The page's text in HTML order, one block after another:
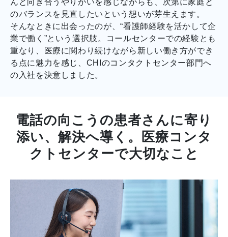
のバランスを見直したいという想いが芽生えます。
そんなときに出会ったのが、“看護師経験を活かして企
業で働く”という選択肢。コールセンターでの経験とも
重なり、医療に関わり続けながら新しい働き方ができ
る点に魅力を感じ、CHIのコンタクトセンター部門へ
の入社を決意しました。
電話の向こうの患者さんに寄り
添い、解決へ導く。医療コンタ
クトセンターで大切なこと